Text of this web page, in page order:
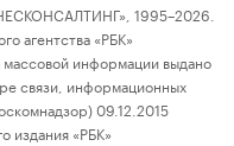
1995–2026.
агентства «РБК»
массовой информации выдано
связи, информационных
09.12.2015
издания «РБК»